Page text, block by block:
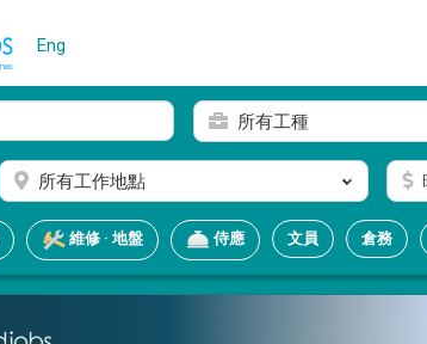
Eng
所有工種
所有工作地點
維修 · 地盤 侍應 文員 倉務